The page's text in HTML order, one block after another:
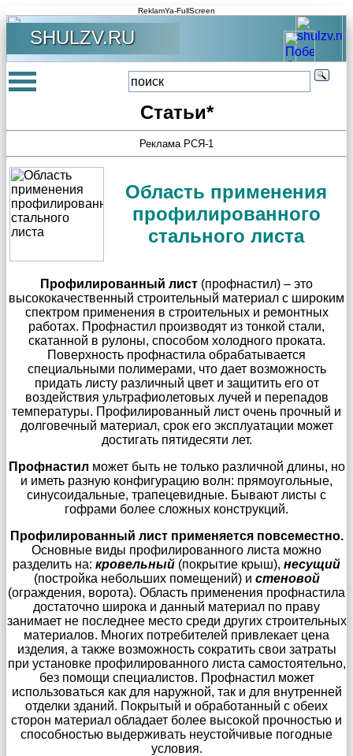
ReklamYa-FullScreen
SHULZV.RU
Статьи*
Реклама РСЯ-1
Область применения
профилированного
стального листа
Профилированный лист (профнастил) – это
высококачественный строительный материал с широким
спектром применения в строительных и ремонтных
работах. Профнастил производят из тонкой стали,
скатанной в рулоны, способом холодного проката.
Поверхность профнастила обрабатывается
специальными полимерами, что дает возможность
придать листу различный цвет и защитить его от
воздействия ультрафиолетовых лучей и перепадов
температуры. Профилированный лист очень прочный и
долговечный материал, срок его эксплуатации может
достигать пятидесяти лет.
Профнастил может быть не только различной длины, но
и иметь разную конфигурацию волн: прямоугольные,
синусоидальные, трапецевидные. Бывают листы с
гофрами более сложных конструкций.
Профилированный лист применяется повсеместно.
Основные виды профилированного листа можно
разделить на: кровельный (покрытие крыш), несущий
(постройка небольших помещений) и стеновой
(ограждения, ворота). Область применения профнастила
достаточно широка и данный материал по праву
занимает не последнее место среди других строительных
материалов. Многих потребителей привлекает цена
изделия, а также возможность сократить свои затраты
при установке профилированного листа самостоятельно,
без помощи специалистов. Профнастил может
использоваться как для наружной, так и для внутренней
отделки зданий. Покрытый и обработанный с обеих
сторон материал обладает более высокой прочностью и
способностью выдерживать неустойчивые погодные
условия.